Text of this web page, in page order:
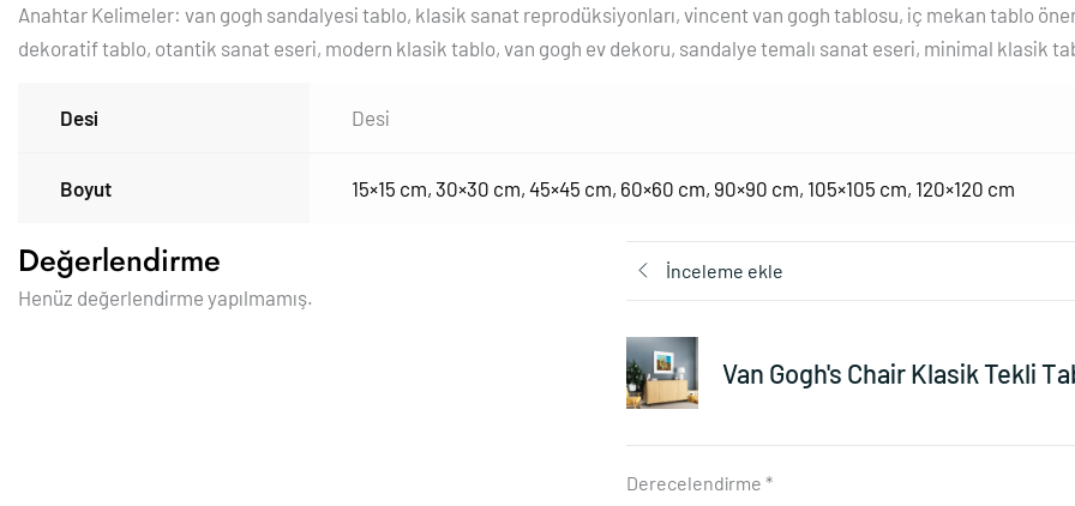
Anahtar Kelimeler: van gogh sandalyesi tablo, klasik sanat reprodüksiyonları, vincent van gogh tablosu, iç mekan tablo
dekoratif tablo, otantik sanat eseri, modern klasik tablo, van gogh ev dekoru, sandalye temalı sanat eseri, minimal klasik
Desi Desi
Boyut 15×15 cm, 30×30 cm, 45×45 cm, 60×60 cm, 90×90 cm, 105×105 cm, 120×120 cm
Değerlendirme
Henüz değerlendirme yapılmamış.
İnceleme ekle
Van Gogh's Chair Klasik Tekli
Derecelendirme *